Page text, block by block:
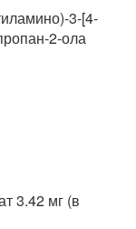
3-[4-
2-ола
3.42 мг (в